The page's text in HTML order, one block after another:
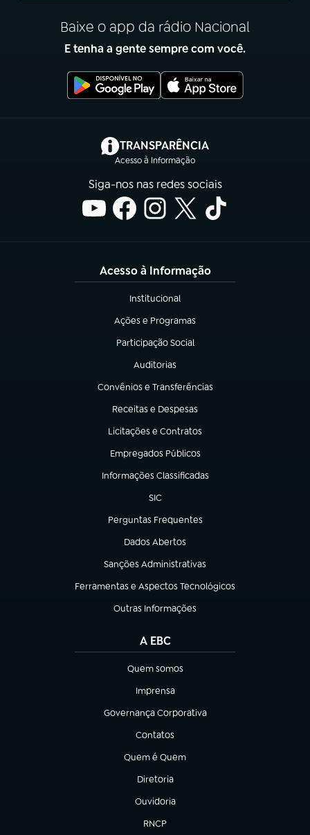
Baixe o app da rádio Nacional
E tenha a gente sempre com você.
TRANSPARÊNCIA
Acesso à Informação
(abre em nova aba)
Siga-nos nas redes sociais
Acesso à Informação
Institucional
(abre em nova aba)
Ações e Programas
(abre em nova aba)
Participação Social
(abre em nova aba)
Auditorias
(abre em nova aba)
Convênios e Transferências
(abre em nova aba)
Receitas e Despesas
(abre em nova aba)
Licitações e Contratos
(abre em nova aba)
Empregados Públicos
(abre em nova aba)
Informações Classificadas
(abre em nova aba)
SIC
(abre em nova aba)
Perguntas Frequentes
(abre em nova aba)
Dados Abertos
(abre em nova aba)
Sanções Administrativas
(abre em nova aba)
Ferramentas e Aspectos Tecnológicos
(abre em nova aba)
Outras Informações
(abre em nova aba)
A EBC
Quem somos
(abre em nova aba)
Imprensa
(abre em nova aba)
Governança Corporativa
(abre em nova aba)
Contatos
(abre em nova aba)
Quem é Quem
(abre em nova aba)
Diretoria
(abre em nova aba)
Ouvidoria
(abre em nova aba)
RNCP
(abre em nova aba)